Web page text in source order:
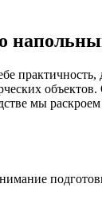
мы раскроем